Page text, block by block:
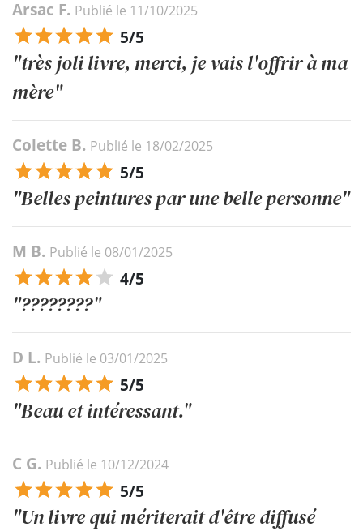
Arsac F. Publié le 11/10/2025
5/5
"très joli livre, merci, je vais l'offrir à ma
mère"
Colette B. Publié le 18/02/2025
5/5
"Belles peintures par une belle personne"
M B. Publié le 08/01/2025
4/5
"????????"
D L. Publié le 03/01/2025
5/5
"Beau et intéressant."
C G. Publié le 10/12/2024
5/5
"Un livre qui mériterait d'être diffusé